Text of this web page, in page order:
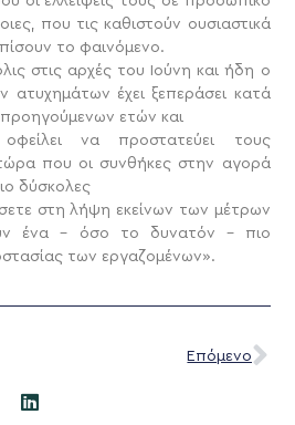
που τις καθιστούν ουσιαστικά
το φαινόμενο.
στις αρχές του Ιούνη και ήδη ο
ατυχημάτων έχει ξεπεράσει κατά
ετών και
να προστατεύει τους
που οι συνθήκες στην αγορά
δύσκολες
στη λήψη εκείνων των μέτρων
ένα – όσο το δυνατόν – πιο
των εργαζομένων».
Επόμενο